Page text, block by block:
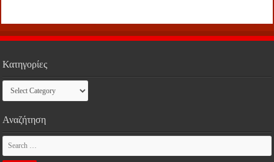
Κατηγορίες
Κατηγορίες
Αναζήτηση